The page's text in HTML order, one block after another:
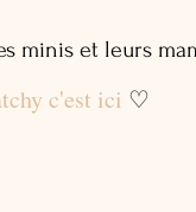
minis et leurs
c'est ici ♡